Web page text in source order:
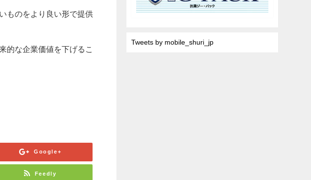
ものをより良い形で提供
的な企業価値を下げるこ
Google+
Feedly
Tweets by mobile_shuri_jp